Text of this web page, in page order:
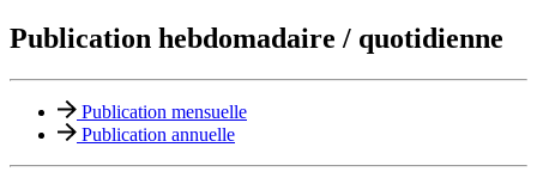
Publication hebdomadaire / quotidienne
Publication mensuelle
Publication annuelle